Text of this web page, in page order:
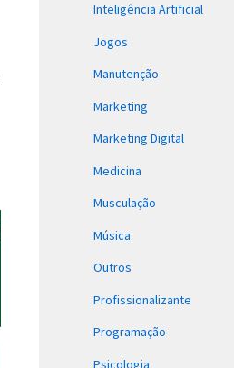
Inteligência Artificial
Jogos
Manutenção
Marketing
Marketing Digital
Medicina
Musculação
Música
Outros
Profissionalizante
Programação
Psicologia